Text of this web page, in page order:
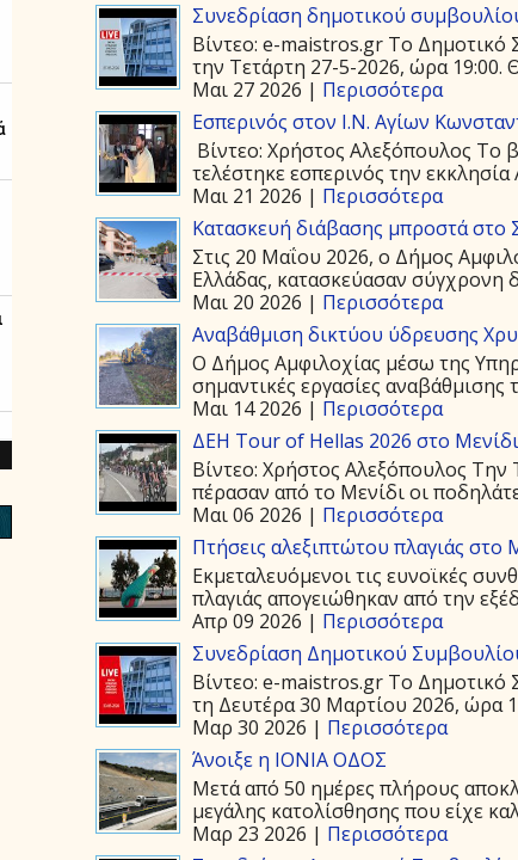
Συνεδρίαση δημοτικού
Βίντεο: e-maistros.gr Το Δημοτικό
την Τετάρτη 27-5-2026, ώρα 19:00.
Μαι 27 2026 | Περισσότερα
Εσπερινός στον Ι.Ν. Αγίων
Βίντεο: Χρήστος Αλεξόπουλος Το
τελέστηκε εσπερινός την
Μαι 21 2026 | Περισσότερα
Κατασκευή διάβασης μπροστά στο
Στις 20 Μαΐου 2026, ο Δήμος
Ελλάδας, κατασκεύασαν σύγχρονη
Μαι 20 2026 | Περισσότερα
Αναβάθμιση δικτύου ύδρευσης
Ο Δήμος Αμφιλοχίας μέσω της
σημαντικές εργασίες
Μαι 14 2026 | Περισσότερα
ΔΕΗ Tour of Hellas 2026 στο Μενίδι
Βίντεο: Χρήστος Αλεξόπουλος
πέρασαν από το Μενίδι οι
Μαι 06 2026 | Περισσότερα
Πτήσεις αλεξιπτώτου πλαγιάς στο
Εκμεταλευόμενοι τις ευνοϊκές
πλαγιάς απογειώθηκαν από την
Απρ 09 2026 | Περισσότερα
Συνεδρίαση Δημοτικού
Βίντεο: e-maistros.gr Το Δημοτικό
τη Δευτέρα 30 Μαρτίου 2026, ώρα
Μαρ 30 2026 | Περισσότερα
Άνοιξε η ΙΟΝΙΑ ΟΔΟΣ
Μετά από 50 ημέρες πλήρους
μεγάλης κατολίσθησης που είχε
Μαρ 23 2026 | Περισσότερα